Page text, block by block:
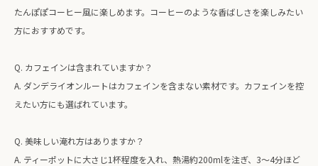
たんぽぽコーヒー風に楽しめます。コーヒーのような香ばしさを楽しみたい
方におすすめです。
Q. カフェインは含まれていますか？
A. ダンデライオンルートはカフェインを含まない素材です。カフェインを控
えたい方にも選ばれています。
Q. 美味しい淹れ方はありますか？
A. ティーポットに大さじ1杯程度を入れ、熱湯約200mlを注ぎ、3〜4分ほど